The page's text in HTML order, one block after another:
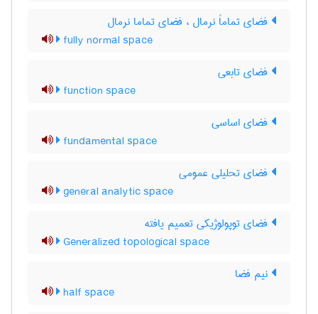
فضای تماماً نرمال ، فضای تماما نرمال
fully normal space
فضای تابعی
function space
فضای اساسی
fundamental space
فضای تحلیلی عمومی
general analytic space
فضای توپولوژیکی تعمیم یافته
Generalized topological space
نیم فضا
half space